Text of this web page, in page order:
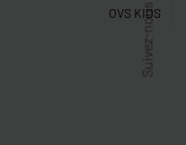
OVS KIDS
Suivez-nous